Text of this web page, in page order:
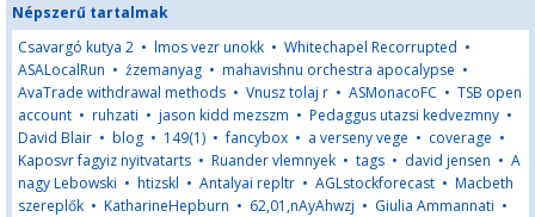
Népszerű tartalmak
Csavargó kutya 2 • lmos vezr unokk • Whitechapel Recorrupted •
ASALocalRun • źzemanyag • mahavishnu orchestra apocalypse •
AvaTrade withdrawal methods • Vnusz tolaj r • ASMonacoFC • TSB open
account • ruhzati • jason kidd mezszm • Pedaggus utazsi kedvezmny •
David Blair • blog • 149(1) •fancybox • a verseny vege • coverage •
Kaposvr fagyiz nyitvatarts • Ruander vlemnyek • tags • david jensen • A
nagy Lebowski • htizskl • Antalyai repltr • AGLstockforecast • Macbeth
szereplők • KatharineHepburn • 62,01,nAyAhwzj • Giulia Ammannati •